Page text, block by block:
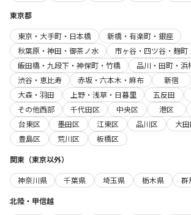
東京都
東京・大手町・日本橋
新橋・有楽町・銀座
秋葉原・神田・御茶ノ水
市ヶ谷・四ツ谷・麹町
飯田橋・九段下・神保町・竹橋
品川・田町・浜
渋谷・恵比寿
赤坂・六本木・麻布 新宿
大森・羽田
上野・浅草・日暮里 五反田
その他西部
千代田区 中央区 港区
台東区
墨田区 江東区 品川区 大
豊島区
荒川区
板橋区
関東（東京以外）
神奈川県
千葉県 埼玉県 栃木県 群
北陸・甲信越